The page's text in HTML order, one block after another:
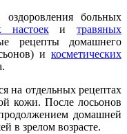
больных
настоекитравяных
рецепты домашнего
икосметических
на отдельных рецептах
кожи. После лосьонов
домашней
в зрелом возрасте.